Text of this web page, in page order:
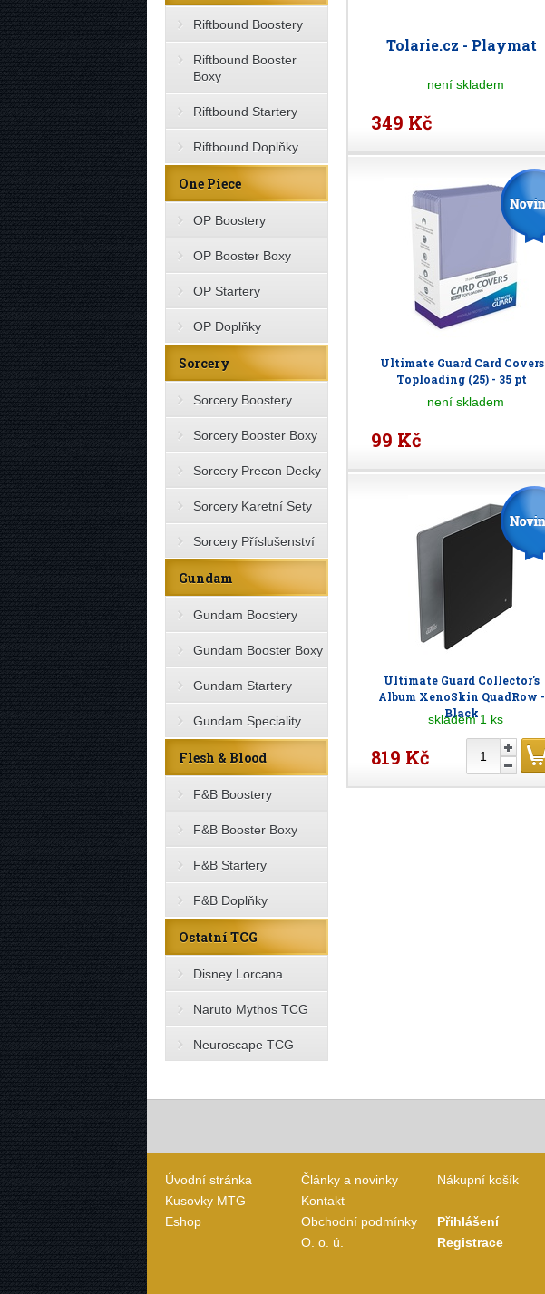
Riftbound Boostery
Riftbound Booster
Boxy
Riftbound Startery
Riftbound Doplňky
One Piece
OP Boostery
OP Booster Boxy
OP Startery
OP Doplňky
Sorcery
Sorcery Boostery
Sorcery Booster Boxy
Sorcery Precon Decky
Sorcery Karetní Sety
Sorcery Příslušenství
Gundam
Gundam Boostery
Gundam Booster Boxy
Gundam Startery
Gundam Speciality
Flesh & Blood
F&B Boostery
F&B Booster Boxy
F&B Startery
F&B Doplňky
Ostatní TCG
Disney Lorcana
Naruto Mythos TCG
Neuroscape TCG
Tolarie.cz - Playmat
není skladem
349 Kč
Ultimate Guard Card Covers
Toploading (25) - 35 pt
není skladem
99 Kč
Ultimate Guard Collector's
Album XenoSkin QuadRow -
Black
skladem 1 ks
819 Kč
Úvodní stránka
Kusovky MTG
Eshop
Články a novinky
Kontakt
Obchodní podmínky
O. o. ú.
Nákupní košík
Přihlášení
Registrace